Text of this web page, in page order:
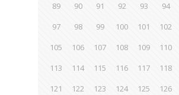
89
90 91 92 93 94
97
98 99 100 101 102
105
106 107 108 109 110
113
114 115 116 117 118
121
122 123 124 125 126